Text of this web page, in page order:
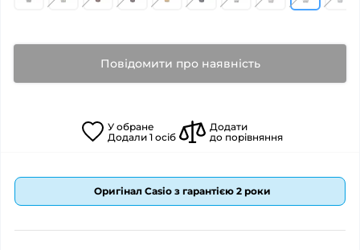
Повідомити про наявність
У обране
Додали 1 осіб
Додати
до порівняння
Оригінал Casio з гарантією 2 роки